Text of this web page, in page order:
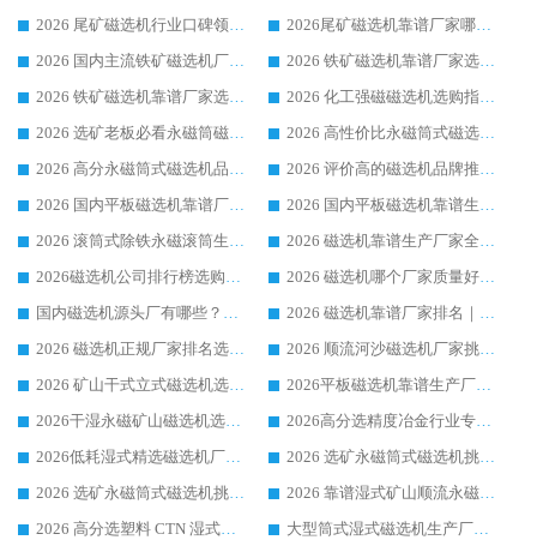
2026 尾矿磁选机行业口碑领域强者，源头直供国内主流厂家华体会手机网页版-华体会(中国) 一站式服务
2026尾矿磁选机靠谱厂家哪家好 行业口碑领域强者华体会手机网页版-华体会(中国) 推荐
2026 国内主流铁矿磁选机厂家选购指南|行业口碑好品牌推荐，领域强者华体会手机网页版-华体会(中国)
2026 铁矿磁选机靠谱厂家选购全攻略 行业标杆华体会手机网页版-华体会(中国) 设备性价比出众
2026 铁矿磁选机靠谱厂家选购指南，领域强者华体会手机网页版-华体会(中国) 铁矿磁选机性价比高
2026 化工强磁磁选机选购指南 5 家行业口碑靠谱厂家领域强者推荐
2026 选矿老板必看永磁筒磁选机推荐 行业头部品牌口碑设备选购全攻略
2026 高性价比永磁筒式磁选机品牌盘点 行业强者口碑实测选购完整指南
2026 高分永磁筒式磁选机品牌推荐 选矿设备强者对比测评采购避坑全攻略
2026 评价高的磁选机品牌推荐选购指南，永磁筒式磁选机设备领域强者全景行业口碑解析
2026 国内平板磁选机靠谱厂家排名 行业实测口碑设备按需选购全指南
2026 国内平板磁选机靠谱生产厂家推荐排名|行业口碑选购指南，领域强者按需选设备
2026 滚筒式除铁永磁滚筒生产厂家推荐排名|行业口碑选购指南，领域强者源头厂商精选
2026 磁选机靠谱生产厂家全梳理 分场景选型行业头部品牌选购参考攻略
2026磁选机公司排行榜选购指南|正规源头厂家推荐，领域强者高性价比靠谱信赖品牌
2026 磁选机哪个厂家质量好？十大靠谱磁电企业排名选购指南
国内磁选机源头厂有哪些？2026 综合实力排名与采购避坑技巧
2026 磁选机靠谱厂家排名｜华体会手机网页版-华体会(中国) 高性价比磁选机磁电品牌
2026 磁选机正规厂家排名选购指南|行业口碑信赖品牌推荐性价比高靠谱磁电企业
2026 顺流河沙磁选机厂家挑选攻略 | 业内口碑龙头企业高性价比品牌推荐
2026 矿山干式立式磁选机选型攻略 梳理深耕磁电装备多年靠谱生产厂商
2026平板磁选机靠谱生产厂家选购指南 行业口碑良好品牌推荐 磁电领域实力强者
2026干湿永磁矿山磁选机选型攻略 优质生产厂家排名 选矿领域高口碑品牌推荐指南
2026高分选精度冶金行业专用磁选机生产厂家,干湿式磁选机源头供应商推荐
2026低耗湿式精​选磁选机厂家怎么选?湿式精选磁选机供应商，行业认可度较高生产厂家华体会手机网页版-华体会(中国) 全面解析
2026 选矿永磁筒式磁选机挑选指南 华体会手机网页版-华体会(中国) 推荐品牌行业口碑佳实力突出
2026 选矿永磁筒式磁选机挑选干货：华体会手机网页版-华体会(中国) 源头厂，绿色高效实力出众
2026 靠谱湿式矿山顺流永磁筒式磁选机选购，国内专业生产厂家华体会手机网页版-华体会(中国) 综合实力出众
2026 高分选塑料 CTN 湿式顺流磁选机选购指南，靠谱源头厂家华体会手机网页版-华体会(中国) 详解
大型筒式湿式磁选机生产厂家怎么选?华体会手机网页版-华体会(中国) 设备口碑广受行业认可